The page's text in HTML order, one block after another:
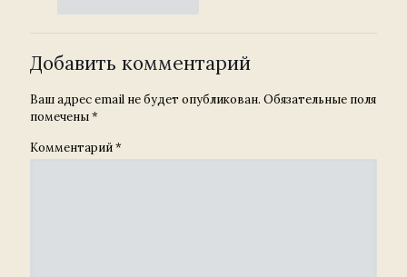
Добавить комментарий
Ваш адрес email не будет опубликован. Обязательные поля
помечены*
Комментарий*